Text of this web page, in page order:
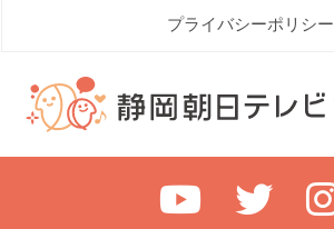
プライバシーポリシー